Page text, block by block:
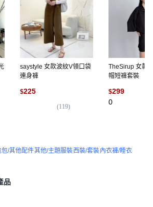
saystyle 女款波紋V領口袋
連身褲
$225
(119)
TheSirup 女款
帽短褲套裝
$299
0
包/其他配件其他/主題服裝西裝/套裝內衣褲/睡衣
品